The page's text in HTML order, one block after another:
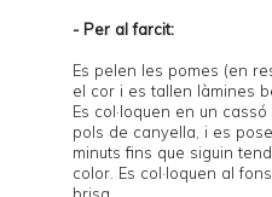
- Per al farcit:
Es pelen les pomes (en
el cor i es tallen làmines
Es col·loquen en un
pols de canyella, i es
minuts fins que siguin
color. Es col·loquen al